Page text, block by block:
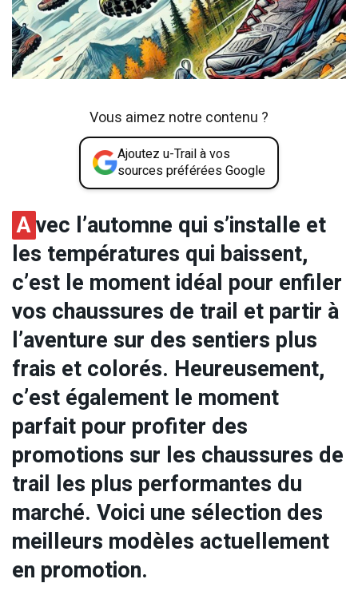
Vous aimez notre contenu ?
Ajoutez u-Trail à vos
sources préférées Google
Avec l’automne qui s’installe et
les températures qui baissent,
c’est le moment idéal pour enfiler
vos chaussures de trail et partir à
l’aventure sur des sentiers plus
frais et colorés. Heureusement,
c’est également le moment
parfait pour profiter des
promotions sur les chaussures de
trail les plus performantes du
marché. Voici une sélection des
meilleurs modèles actuellement
en promotion.